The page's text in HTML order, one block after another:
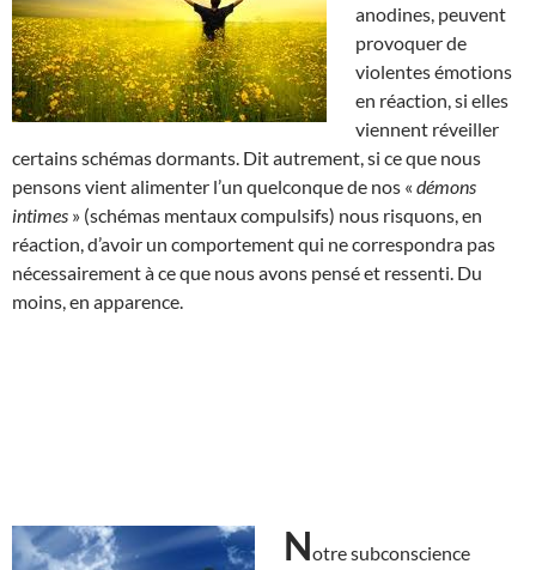
anodines, peuvent
provoquer de
violentes émotions
en réaction, si elles
viennent réveiller
certains schémas dormants. Dit autrement, si ce que nous
pensons vient alimenter l’un quelconque de nos « démons
intimes » (schémas mentaux compulsifs) nous risquons, en
réaction, d’avoir un comportement qui ne correspondra pas
nécessairement à ce que nous avons pensé et ressenti. Du
moins, en apparence.
Notre subconscience